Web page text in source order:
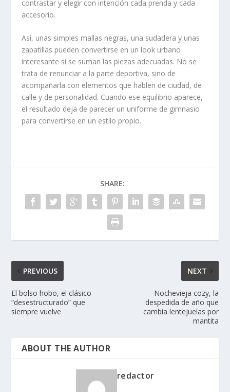
contrastar y elegir con intención cada prenda y cada
accesorio.
Así, unas simples mallas negras, una sudadera y unas
zapatillas pueden convertirse en un look urbano
interesante si se suman las piezas adecuadas. No se
trata de renunciar a la parte deportiva, sino de
acompañarla con elementos que hablen de ciudad, de
calle y de personalidad. Cuando ese equilibrio aparece,
el resultado deja de parecer un uniforme de gimnasio
para convertirse en un estilo propio.
SHARE:
PREVIOUS
El bolso hobo, el clásico
“desestructurado” que
siempre vuelve
NEXT
Nochevieja cozy, la
despedida de año que
cambia lentejuelas por
mantita
ABOUT THE AUTHOR
redactor